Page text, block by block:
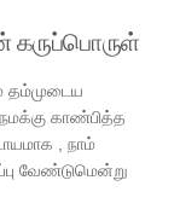
கருப்பொருள்
தம்முடைய
காண்பித்த
, நாம்
வேண்டுமென்று